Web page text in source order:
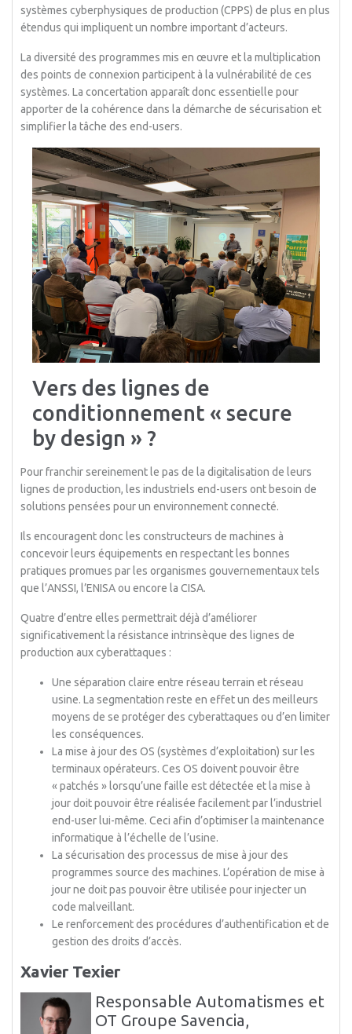
systèmes cyberphysiques de production (CPPS) de plus en plus
étendus qui impliquent un nombre important d’acteurs.
La diversité des programmes mis en œuvre et la multiplication
des points de connexion participent à la vulnérabilité de ces
systèmes. La concertation apparaît donc essentielle pour
apporter de la cohérence dans la démarche de sécurisation et
simplifier la tâche des end-users.
Vers des lignes de
conditionnement « secure
by design » ?
Pour franchir sereinement le pas de la digitalisation de leurs
lignes de production, les industriels end-users ont besoin de
solutions pensées pour un environnement connecté.
Ils encouragent donc les constructeurs de machines à
concevoir leurs équipements en respectant les bonnes
pratiques promues par les organismes gouvernementaux tels
que l’ANSSI, l’ENISA ou encore la CISA.
Quatre d’entre elles permettrait déjà d’améliorer
significativement la résistance intrinsèque des lignes de
production aux cyberattaques :
Une séparation claire entre réseau terrain et réseau
usine. La segmentation reste en effet un des meilleurs
moyens de se protéger des cyberattaques ou d’en limiter
les conséquences.
La mise à jour des OS (systèmes d’exploitation) sur les
terminaux opérateurs. Ces OS doivent pouvoir être
« patchés » lorsqu’une faille est détectée et la mise à
jour doit pouvoir être réalisée facilement par l’industriel
end-user lui-même. Ceci afin d’optimiser la maintenance
informatique à l’échelle de l’usine.
La sécurisation des processus de mise à jour des
programmes source des machines. L’opération de mise à
jour ne doit pas pouvoir être utilisée pour injecter un
code malveillant.
Le renforcement des procédures d’authentification et de
gestion des droits d’accès.
Xavier Texier
Responsable Automatismes et
OT Groupe Savencia,